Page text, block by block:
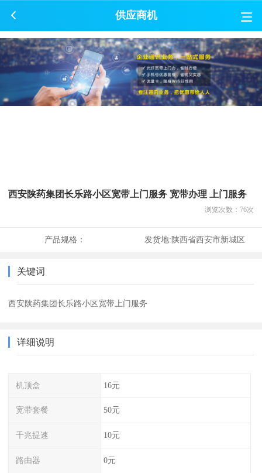
供应商机
西安陕药集团长乐路小区宽带上门服务 宽带办理 上门服务
浏览次数： 76次
产品规格： 发货地:陕西省西安市新城区
关键词
西安陕药集团长乐路小区宽带上门服务
详细说明
机顶盒 16元
宽带套餐 50元
千兆提速 10元
路由器 0元